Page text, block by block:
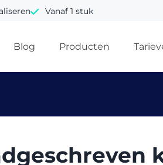
Vanaf 1 stuk
Blog Producten